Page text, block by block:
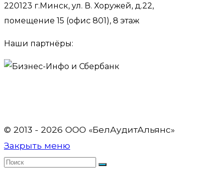
220123 г.Минск, ул. В. Хоружей, д.22,
помещение 15 (офис 801), 8 этаж
Наши партнёры:
© 2013 - 2026 OOO «БелАудитАльянс»
Закрыть меню